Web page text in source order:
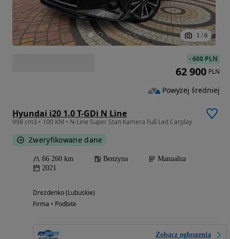
1 / 6
Hyundai i20 1.0 T-GDi N Line
998 cm3 • 100 KM • N-Line Super Stan Kamera Full Led Carplay
Zweryfikowane dane
66 260 km Benzyna
Manualna
2021
Drezdenko (Lubuskie)
Firma • Podbite
Zobacz ogłoszenia
-600 PLN
62 900 PLN
Powyżej średniej